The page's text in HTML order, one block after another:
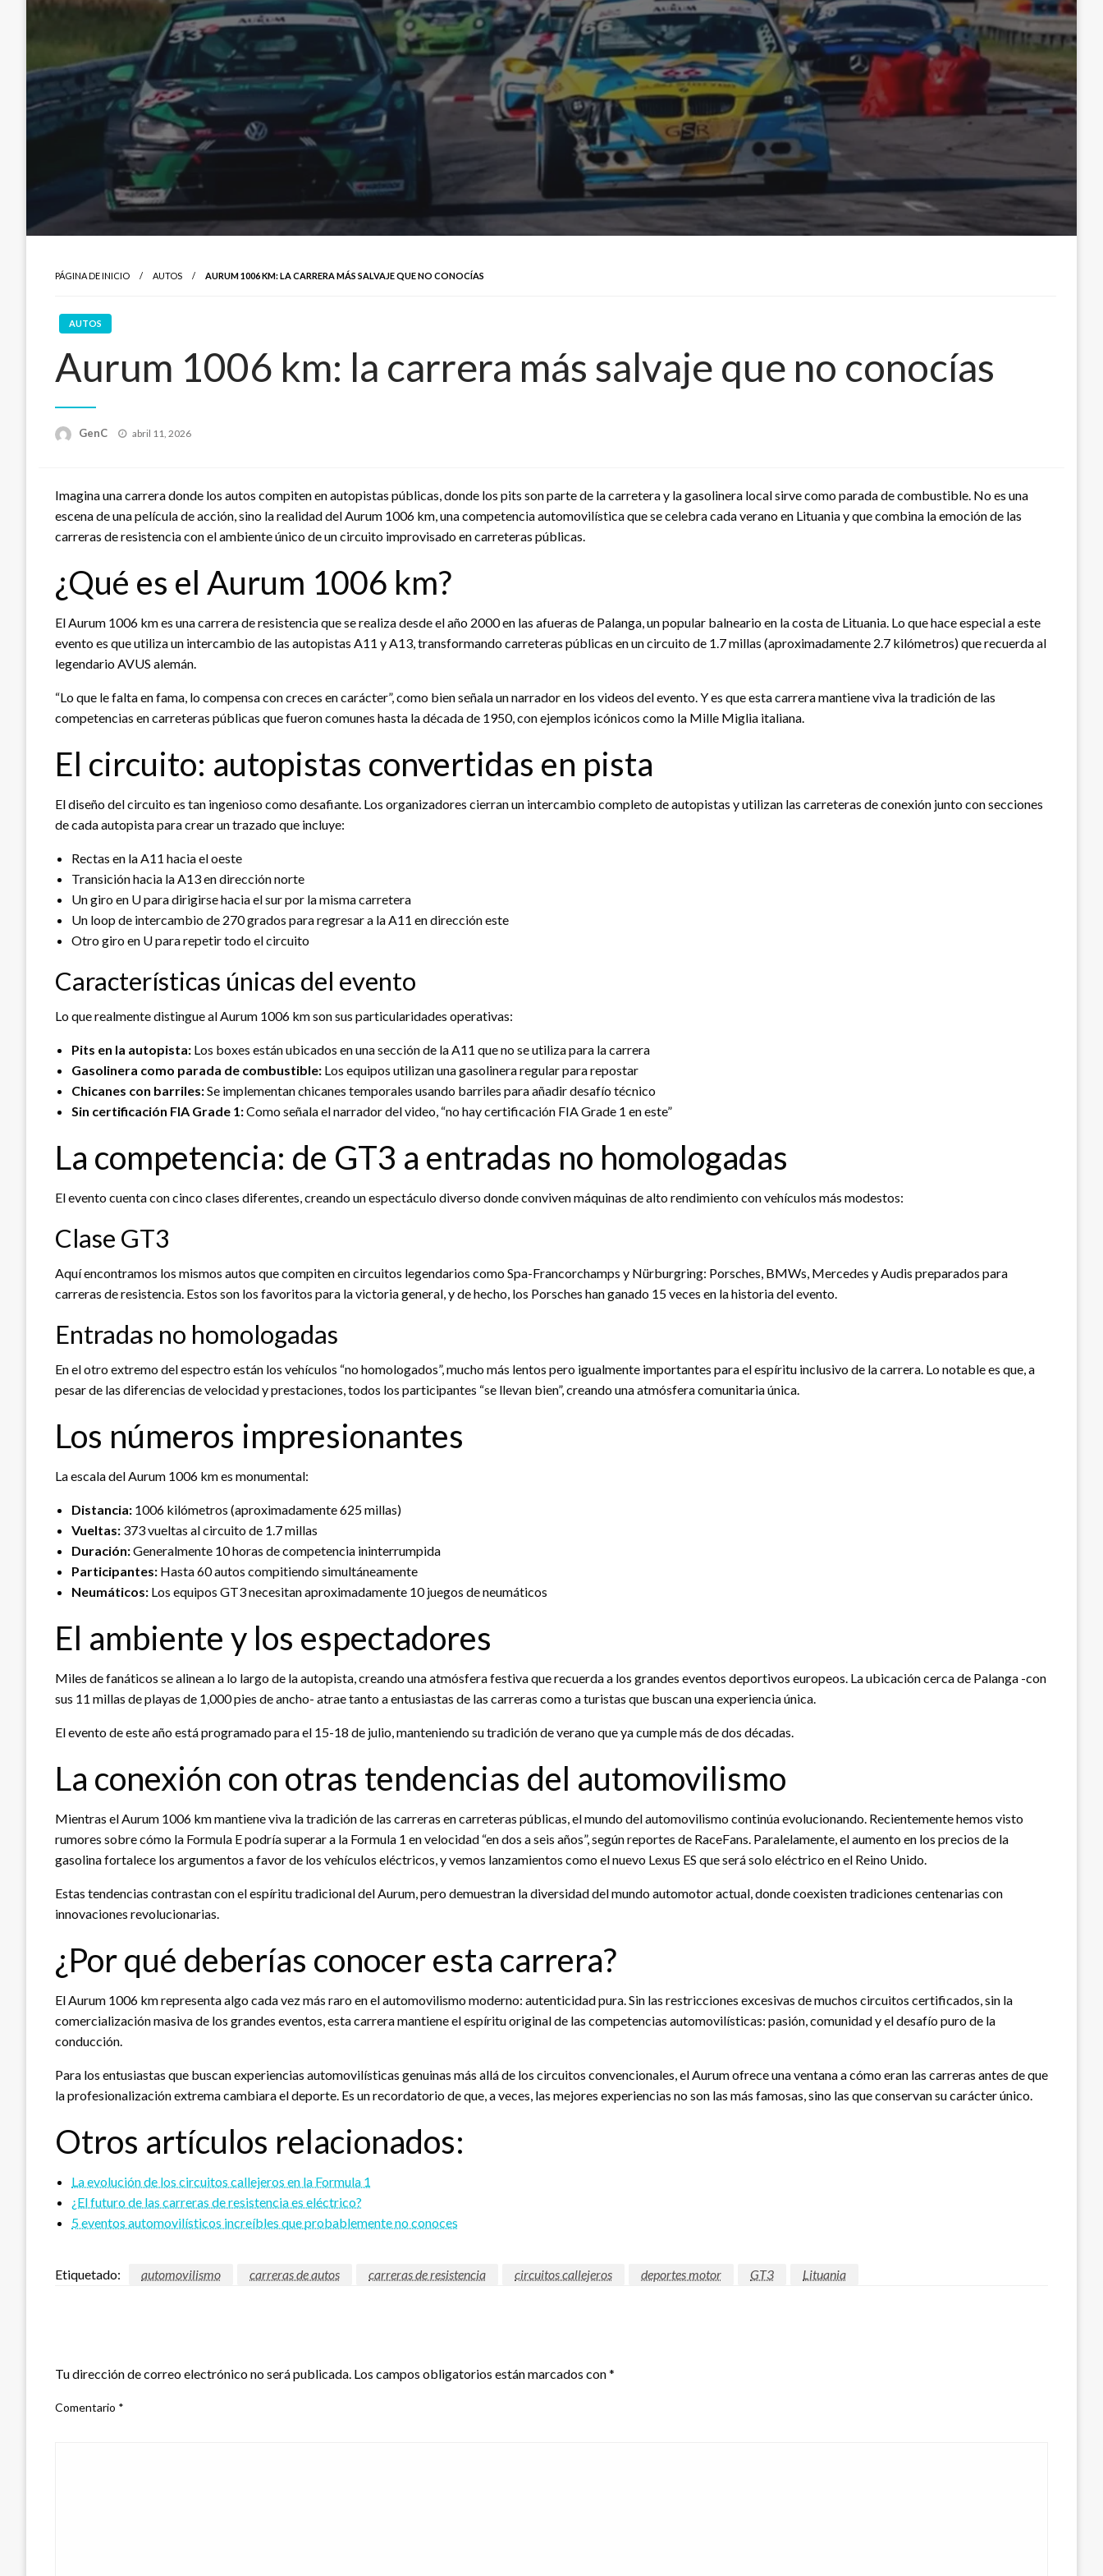
PÁGINA DE INICIO AUTOS AURUM 1006 KM: LA CARRERA MÁS SALVAJE QUE NO CONOCÍAS
AUTOS
Aurum 1006 km: la carrera más salvaje que no conocías
GenC
Publicado
abril 11, 2026
Imagina una carrera donde los autos compiten en autopistas públicas, donde los pits son parte de la carretera y la gasolinera local sirve como parada de combustible. No es una
escena de una película de acción, sino la realidad del Aurum 1006 km, una competencia automovilística que se celebra cada verano en Lituania y que combina la emoción de las
carreras de resistencia con el ambiente único de un circuito improvisado en carreteras públicas.
¿Qué es el Aurum 1006 km?
El Aurum 1006 km es una carrera de resistencia que se realiza desde el año 2000 en las afueras de Palanga, un popular balneario en la costa de Lituania. Lo que hace especial a este
evento es que utiliza un intercambio de las autopistas A11 y A13, transformando carreteras públicas en un circuito de 1.7 millas (aproximadamente 2.7 kilómetros) que recuerda al
legendario AVUS alemán.
“Lo que le falta en fama, lo compensa con creces en carácter”, como bien señala un narrador en los videos del evento. Y es que esta carrera mantiene viva la tradición de las
competencias en carreteras públicas que fueron comunes hasta la década de 1950, con ejemplos icónicos como la Mille Miglia italiana.
El circuito: autopistas convertidas en pista
El diseño del circuito es tan ingenioso como desafiante. Los organizadores cierran un intercambio completo de autopistas y utilizan las carreteras de conexión junto con secciones
de cada autopista para crear un trazado que incluye:
Rectas en la A11 hacia el oeste
Transición hacia la A13 en dirección norte
Un giro en U para dirigirse hacia el sur por la misma carretera
Un loop de intercambio de 270 grados para regresar a la A11 en dirección este
Otro giro en U para repetir todo el circuito
Características únicas del evento
Lo que realmente distingue al Aurum 1006 km son sus particularidades operativas:
Pits en la autopista: Los boxes están ubicados en una sección de la A11 que no se utiliza para la carrera
Gasolinera como parada de combustible: Los equipos utilizan una gasolinera regular para repostar
Chicanes con barriles:Se implementan chicanes temporales usando barriles para añadir desafío técnico
Sin certificación FIA Grade 1:Como señala el narrador del video, “no hay certificación FIA Grade 1 en este”
La competencia: de GT3 a entradas no homologadas
El evento cuenta con cinco clases diferentes, creando un espectáculo diverso donde conviven máquinas de alto rendimiento con vehículos más modestos:
Clase GT3
Aquí encontramos los mismos autos que compiten en circuitos legendarios como Spa-Francorchamps y Nürburgring: Porsches, BMWs, Mercedes y Audis preparados para
carreras de resistencia. Estos son los favoritos para la victoria general, y de hecho, los Porsches han ganado 15 veces en la historia del evento.
Entradas no homologadas
En el otro extremo del espectro están los vehículos “no homologados”, mucho más lentos pero igualmente importantes para el espíritu inclusivo de la carrera. Lo notable es que, a
pesar de las diferencias de velocidad y prestaciones, todos los participantes “se llevan bien”, creando una atmósfera comunitaria única.
Los números impresionantes
La escala del Aurum 1006 km es monumental:
Distancia: 1006 kilómetros (aproximadamente 625 millas)
Vueltas: 373 vueltas al circuito de 1.7 millas
Duración:Generalmente 10 horas de competencia ininterrumpida
Participantes: Hasta 60 autos compitiendo simultáneamente
Neumáticos: Los equipos GT3 necesitan aproximadamente 10 juegos de neumáticos
El ambiente y los espectadores
Miles de fanáticos se alinean a lo largo de la autopista, creando una atmósfera festiva que recuerda a los grandes eventos deportivos europeos. La ubicación cerca de Palanga -con
sus 11 millas de playas de 1,000 pies de ancho- atrae tanto a entusiastas de las carreras como a turistas que buscan una experiencia única.
El evento de este año está programado para el 15-18 de julio, manteniendo su tradición de verano que ya cumple más de dos décadas.
La conexión con otras tendencias del automovilismo
Mientras el Aurum 1006 km mantiene viva la tradición de las carreras en carreteras públicas, el mundo del automovilismo continúa evolucionando. Recientemente hemos visto
rumores sobre cómo la Formula E podría superar a la Formula 1 en velocidad “en dos a seis años”, según reportes de RaceFans. Paralelamente, el aumento en los precios de la
gasolina fortalece los argumentos a favor de los vehículos eléctricos, y vemos lanzamientos como el nuevo Lexus ES que será solo eléctrico en el Reino Unido.
Estas tendencias contrastan con el espíritu tradicional del Aurum, pero demuestran la diversidad del mundo automotor actual, donde coexisten tradiciones centenarias con
innovaciones revolucionarias.
¿Por qué deberías conocer esta carrera?
El Aurum 1006 km representa algo cada vez más raro en el automovilismo moderno: autenticidad pura. Sin las restricciones excesivas de muchos circuitos certificados, sin la
comercialización masiva de los grandes eventos, esta carrera mantiene el espíritu original de las competencias automovilísticas: pasión, comunidad y el desafío puro de la
conducción.
Para los entusiastas que buscan experiencias automovilísticas genuinas más allá de los circuitos convencionales, el Aurum ofrece una ventana a cómo eran las carreras antes de que
la profesionalización extrema cambiara el deporte. Es un recordatorio de que, a veces, las mejores experiencias no son las más famosas, sino las que conservan su carácter único.
Otros artículos relacionados:
La evolución de los circuitos callejeros en la Formula 1
¿El futuro de las carreras de resistencia es eléctrico?
5 eventos automovilísticos increíbles que probablemente no conoces
Etiquetado: automovilismo carreras de autos carreras de resistencia circuitos callejeros deportes motor GT3 Lituania
Tu dirección de correo electrónico no será publicada. Los campos obligatorios están marcados con*
Comentario *